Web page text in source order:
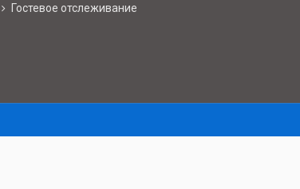
Гостевое отслеживание